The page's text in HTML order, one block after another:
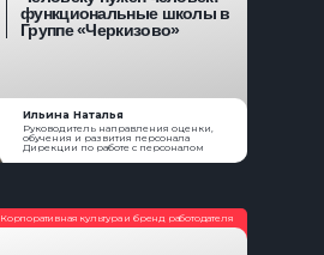
Руководитель направления оценки,
обучения и развития персонала
Дирекции по работе с персоналом
функциональные школы в
Группе «Черкизово»
Ильина Наталья
Корпоративная культура и бренд работодателя